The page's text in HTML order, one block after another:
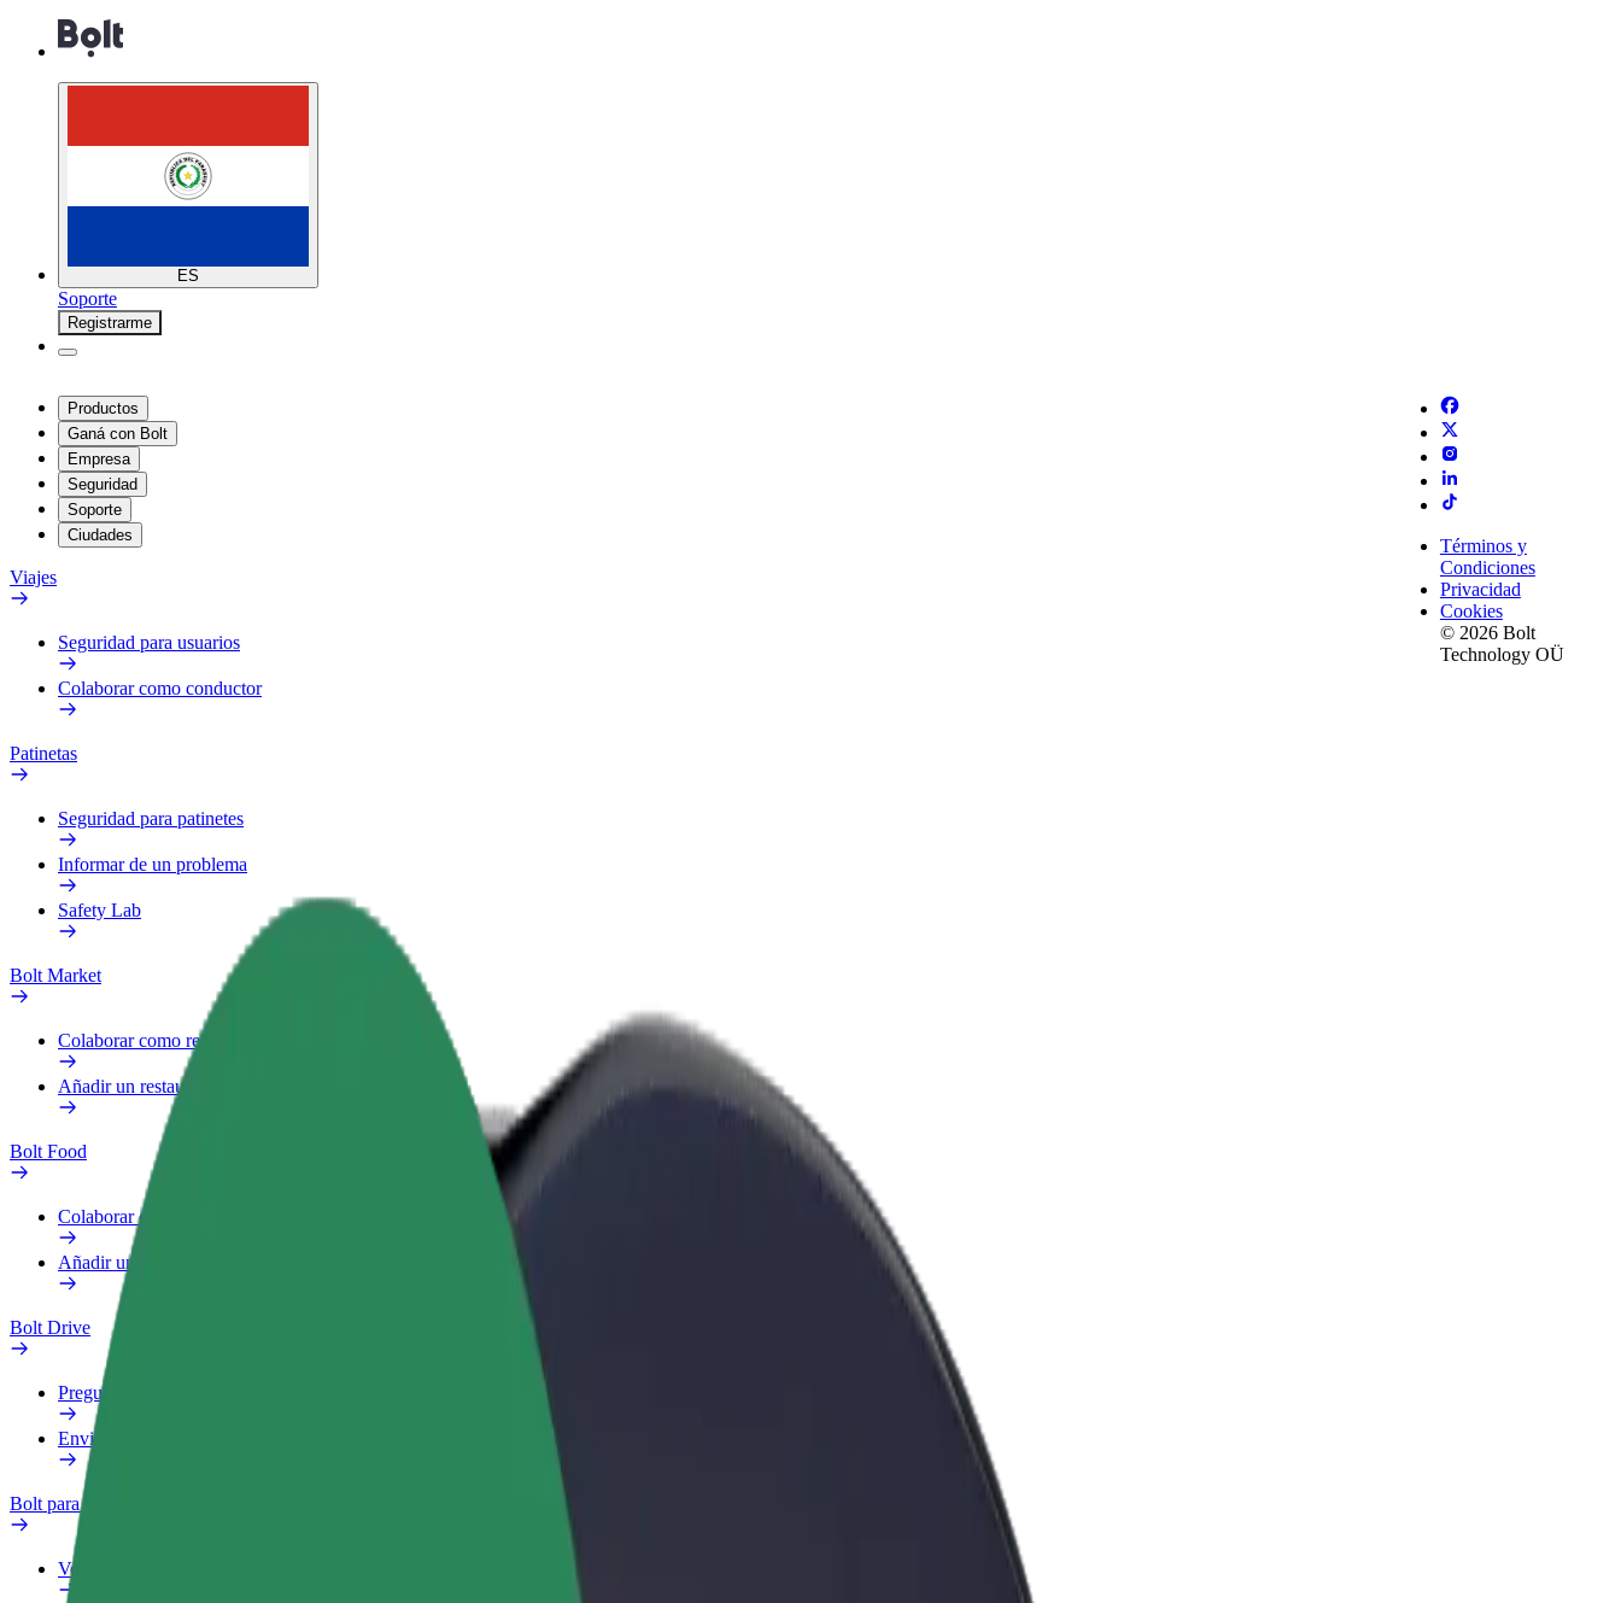
ES
Soporte
Registrarme
Productos
Ganá con Bolt
Empresa
Seguridad
Soporte
Ciudades
Viajes
Seguridad para usuarios
Colaborar como conductor
Patinetas
Seguridad para patinetes
Informar de un problema
Safety Lab
Bolt Market
Colaborar como repartidor
Añadir un restaurante o tienda
Bolt Food
Colaborar como repartidor
Añadir un restaurante o tienda
Bolt Drive
Preguntas frecuentes
Enviar aviso sobre un vehículo
Bolt para empresas
Ventajas
Términos y
Condiciones
Privacidad
Cookies
© 2026 Bolt
Technology OÜ